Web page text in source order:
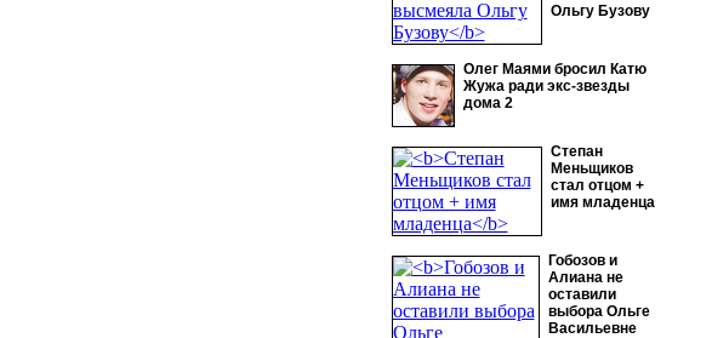
Ольгу Бузову
Олег Маями бросил Катю
Жужа ради экс-звезды
дома 2
Степан
Меньщиков
стал отцом +
имя младенца
Гобозов и
Алиана не
оставили
выбора Ольге
Васильевне